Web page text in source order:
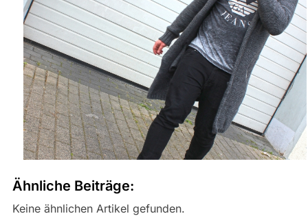
Ähnliche Beiträge:
Keine ähnlichen Artikel gefunden.